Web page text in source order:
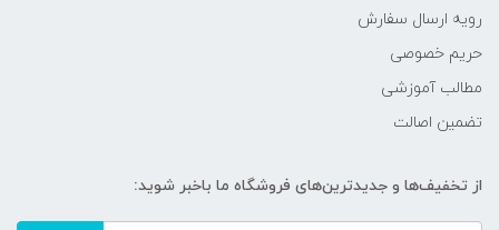
رویه ارسال سفارش
حریم خصوصی
مطالب آموزشی
تضمین اصالت
از تخفیف‌ها و جدیدترین‌های فروشگاه ما باخبر شوید: